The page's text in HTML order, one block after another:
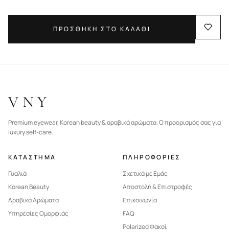
ΠΡΟΣΘΗΚΗ ΣΤΟ ΚΑΛΑΘΙ
VNY
Premium eyewear, Korean beauty & αραβικά αρώματα. Ο προορισμός σας για
luxury self-care.
ΚΑΤΑΣΤΗΜΑ
Γυαλιά
Korean Beauty
Αραβικά Αρώματα
Υπηρεσίες Ομορφιάς
ΠΛΗΡΟΦΟΡΙΕΣ
Σχετικά με Εμάς
Αποστολή & Επιστροφές
Επικοινωνία
FAQ
Polarized Φακοί